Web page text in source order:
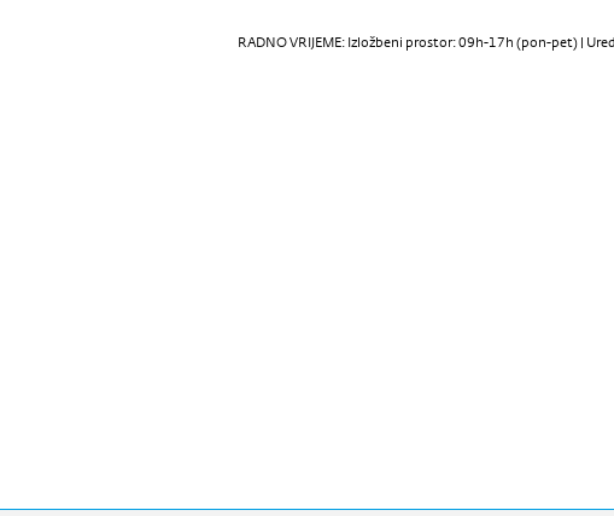
RADNO VRIJEME: Izložbeni prostor: 09h-17h (pon-pet) |